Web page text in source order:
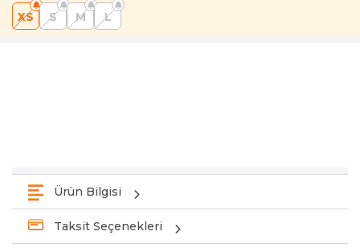
XS S M L
Ürün Bilgisi
Taksit Seçenekleri